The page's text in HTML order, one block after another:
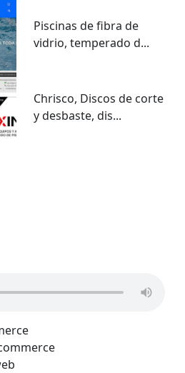
Piscinas de fibra de
vidrio, temperado d...
Chrisco, Discos de corte
y desbaste, dis...